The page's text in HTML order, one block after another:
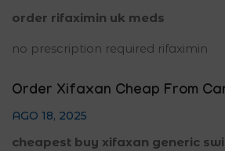
order rifaximin uk meds
no prescription required rifaximin
Order Xifaxan Cheap From
AGO 18, 2025
cheapest buy xifaxan generic